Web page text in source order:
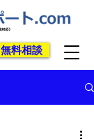
無料相談